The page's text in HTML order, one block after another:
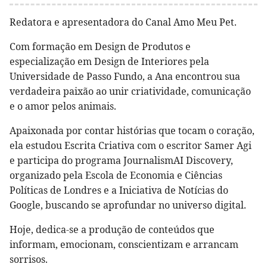
Redatora e apresentadora do Canal Amo Meu Pet.
Com formação em Design de Produtos e
especialização em Design de Interiores pela
Universidade de Passo Fundo, a Ana encontrou sua
verdadeira paixão ao unir criatividade, comunicação
e o amor pelos animais.
Apaixonada por contar histórias que tocam o coração,
ela estudou Escrita Criativa com o escritor Samer Agi
e participa do programa JournalismAI Discovery,
organizado pela Escola de Economia e Ciências
Políticas de Londres e a Iniciativa de Notícias do
Google, buscando se aprofundar no universo digital.
Hoje, dedica-se a produção de conteúdos que
informam, emocionam, conscientizam e arrancam
sorrisos.